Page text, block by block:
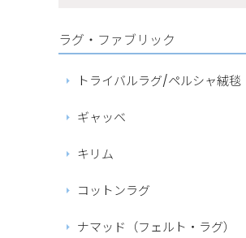
ラグ・ファブリック
トライバルラグ/ペルシャ絨毯
ギャッベ
キリム
コットンラグ
ナマッド（フェルト・ラグ）